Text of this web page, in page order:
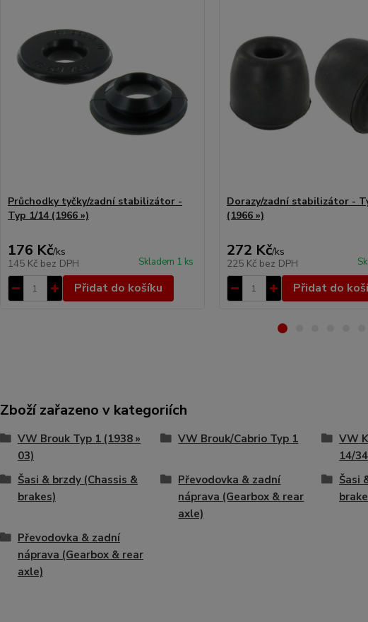
Průchodky tyčky/zadní stabilizátor -
Typ 1/14 (1966 »)
176 Kč/ks
145 Kč bez DPH Skladem 1 ks
Přidat do košíku
Dorazy/zadní stabilizátor -
(1966 »)
272 Kč/ks
225 Kč bez DPH
Přidat do
Zboží zařazeno v kategoriích
VW Brouk Typ 1 (1938 »
03)
VW Brouk/Cabrio Typ 1
VW
14/34
Šasi & brzdy (Chassis &
brakes)
Převodovka & zadní
náprava (Gearbox & rear
axle)
Šasi
Převodovka & zadní
náprava (Gearbox & rear
axle)